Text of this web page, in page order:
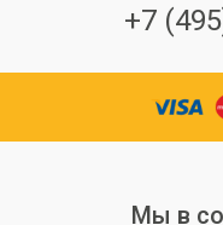
+7
Мы в